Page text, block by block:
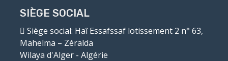
SIÈGE SOCIAL
Siège social: Haî Essafssaf lotissement 2 n° 63,
Mahelma – Zéralda
Wilaya d'Alger - Algérie